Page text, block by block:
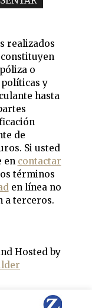
realizados
o
políticas y
hasta
de
Si usted
en contactar
términos
en línea no
a terceros.
Hosted by